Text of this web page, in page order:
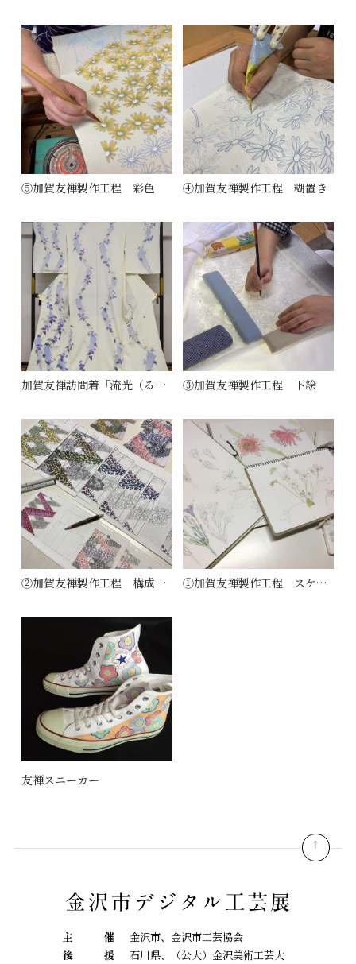
⑤加賀友禅製作工程 彩色 ④加賀友禅製作工程 糊置き
加賀友禅訪問着「流光（るこう）」 ③加賀友禅製作工程 下絵
②加賀友禅製作工程 構成＆下図 ①加賀友禅製作工程 スケッチ＆構成
友禅スニーカー
主 催
金沢市、金沢市工芸協会
後
援
石川県、（公大）金沢美術工芸大